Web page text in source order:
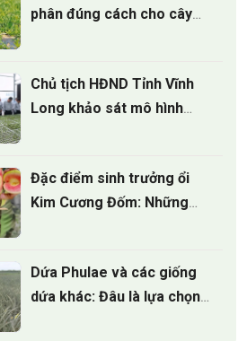
phân đúng cách cho cây
Chủ tịch HĐND Tỉnh Vĩnh
Long khảo sát mô hình
Đặc điểm sinh trưởng ổi
Kim Cương Đốm: Những
Dứa Phulae và các giống
dứa khác: Đâu là lựa chọn